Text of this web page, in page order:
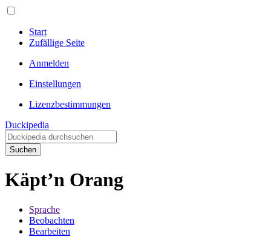
Start
Zufällige Seite
Anmelden
Einstellungen
Lizenzbestimmungen
Duckipedia
Suchen
Käpt’n Orang
Sprache
Beobachten
Bearbeiten